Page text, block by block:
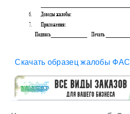
Скачать образец жалобы ФАС